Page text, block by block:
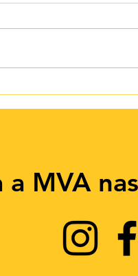
campeões
a MVA